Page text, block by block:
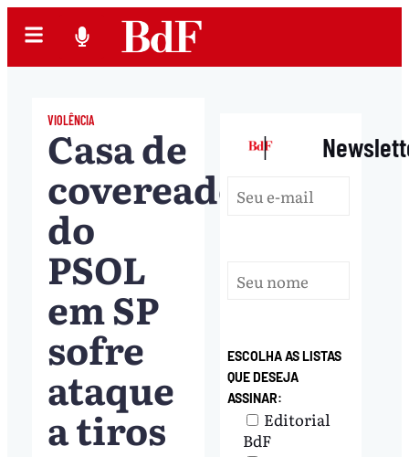
VIOLÊNCIA
Casa de
covereadora
do
PSOL
em SP
sofre
ataque
a tiros
|
ESCOLHA AS LISTAS
QUE DESEJA
ASSINAR:
Editorial
BdF